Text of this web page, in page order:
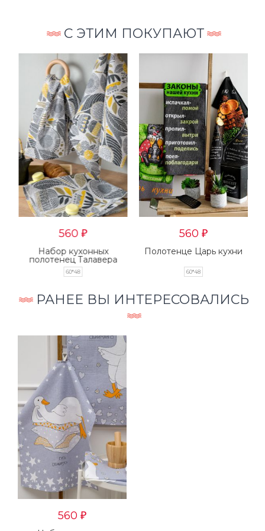
С ЭТИМ ПОКУПАЮТ
560 ₽
Набор кухонных
полотенец Талавера
60*48
560 ₽
Полотенце Царь кухни
60*48
РАНЕЕ ВЫ ИНТЕРЕСОВАЛИСЬ
560 ₽